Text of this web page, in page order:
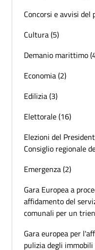
Concorsi e avvisi del
Cultura (5)
Demanio marittimo
Economia (2)
Edilizia (3)
Elettorale (16)
Elezioni del
Consiglio regionale
Emergenza (2)
Gara Europea a
affidamento del
comunali per un
Gara europea per
pulizia degli